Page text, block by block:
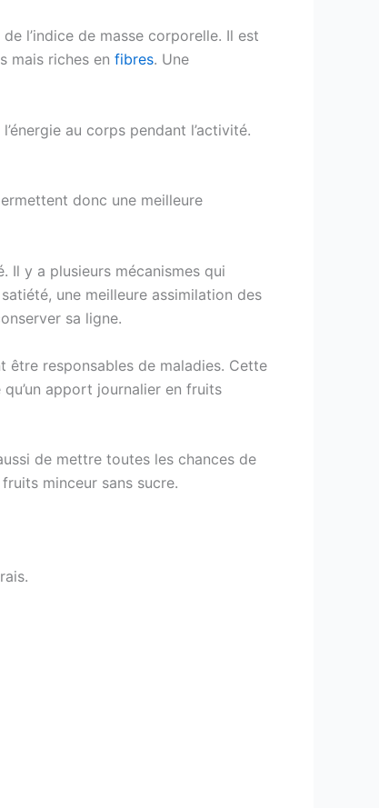
l’indice de masse corporelle. Il est
mais riches en fibres. Une
au corps pendant l’activité.
donc une meilleure
Il y a plusieurs mécanismes qui
une meilleure assimilation des
sa ligne.
être responsables de maladies. Cette
apport journalier en fruits
de mettre toutes les chances de
minceur sans sucre.